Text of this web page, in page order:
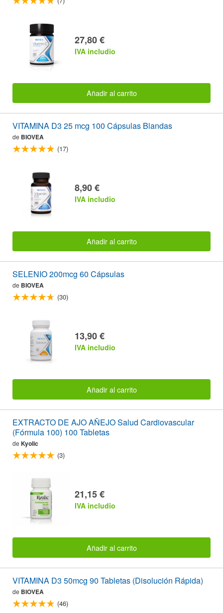
27,80 €
IVA includio
Añadir al carrito
VITAMINA D3 25 mcg 100 Cápsulas Blandas
de BIOVEA
(17)
8,90 €
IVA includio
Añadir al carrito
SELENIO 200mcg 60 Cápsulas
de BIOVEA
(30)
13,90 €
IVA includio
Añadir al carrito
EXTRACTO DE AJO AÑEJO Salud Cardiovascular
(Fórmula 100) 100 Tabletas
de Kyolic
(3)
21,15 €
IVA includio
Añadir al carrito
VITAMINA D3 50mcg 90 Tabletas (Disolución Rápida)
de BIOVEA
(46)